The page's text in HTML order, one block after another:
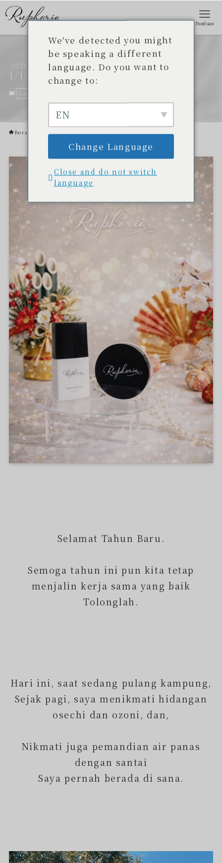
Panduan
Salam Tahun Baru
2026
1/13
Lainnya.
Beranda Lainnya.
Selamat Tahun Baru.
Semoga tahun ini pun kita tetap
menjalin kerja sama yang baik
Tolonglah.
Hari ini, saat sedang pulang kampung,
Sejak pagi, saya menikmati hidangan
osechi dan ozoni, dan,
Nikmati juga pemandian air panas
dengan santai
Saya pernah berada di sana.
We've detected you might
be speaking a different
language. Do you want to
change to:
EN
Change Language
Close and do not switch
language